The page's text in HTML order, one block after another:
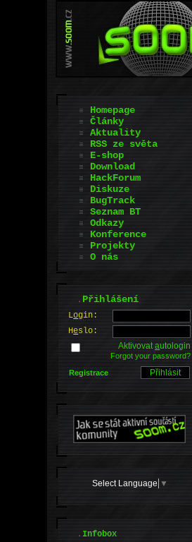
Homepage
Články
Aktuality
RSS ze světa
E-shop
Download
HackForum
Diskuze
BugTrack
Seznam BT
Odkazy
Konference
Projekty
O nás
.Přihlášení
Login:
Heslo:
Aktivovatautologin
Forgot your password?
Registrace
Select Language ▼
.Infobox